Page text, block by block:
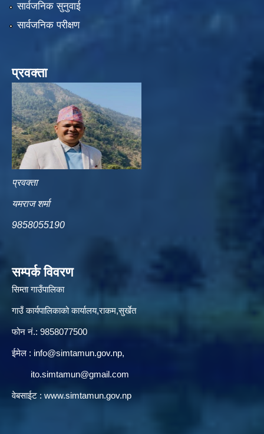
सार्वजनिक सुनुवाई
सार्वजनिक परीक्षण
प्रवक्ता
प्रवक्ता
यमराज शर्मा
9858055190
सम्पर्क विवरण
सिम्ता गाउँपालिका
गाउँ कार्यपालिकाको कार्यालय,राकम,सुर्खेत
फोन नं.: 9858077500
ईमेल‌ : info@simtamun.gov.np,
ito.simtamun@gmail.com
वेबसाईट : www.simtamun.gov.np